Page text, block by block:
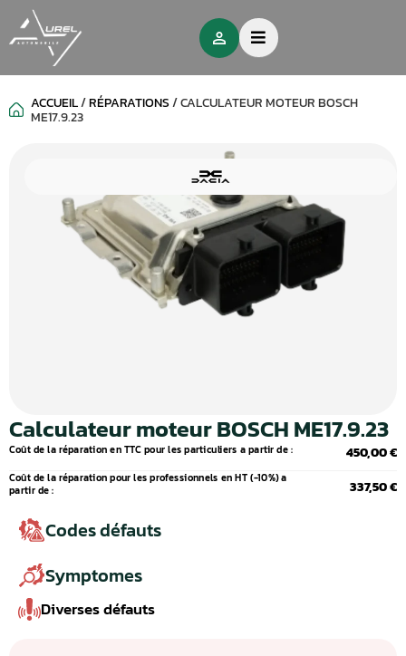
ACCUEIL/RÉPARATIONS/CALCULATEUR MOTEUR BOSCH
ME17.9.23
Calculateur moteur BOSCH ME17.9.23
Coût de la réparation en TTC pour les particuliers a partir de : 450,00 €
Coût de la réparation pour les professionnels en HT (-10%) a
partir de :
337,50 €
Codes défauts
Symptomes
Diverses défauts